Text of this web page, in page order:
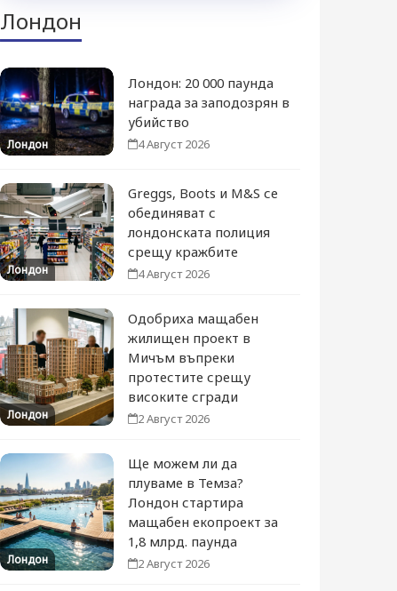
Лондон
Лондон
Лондон: 20 000 паунда
награда за заподозрян в
убийство
4 Август 2026
Лондон
Greggs, Boots и M&S се
обединяват с
лондонската полиция
срещу кражбите
4 Август 2026
Лондон
Одобриха мащабен
жилищен проект в
Мичъм въпреки
протестите срещу
високите сгради
2 Август 2026
Лондон
Ще можем ли да
плуваме в Темза?
Лондон стартира
мащабен екопроект за
1,8 млрд. паунда
2 Август 2026